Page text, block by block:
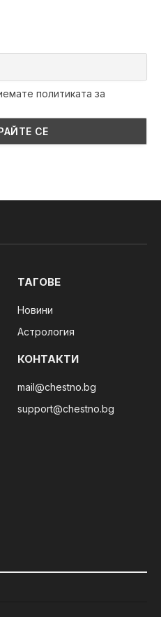
политиката за
ТАГОВЕ
Новини
Астрология
КОНТАКТИ
mail@chestno.bg
support@chestno.bg